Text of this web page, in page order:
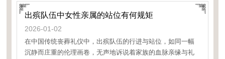
着民间对亡者的深切关怀与朴素的生命哲学，在棺木即将闭
合的最后一刻，演绎着骨
出殡队伍中女性亲属的站位有何规矩
2026-01-02
在中国传统丧葬礼仪中，出殡队伍的行进与站位，如同一幅
沉静而庄重的伦理画卷，无声地诉说着家族的血脉亲缘与礼